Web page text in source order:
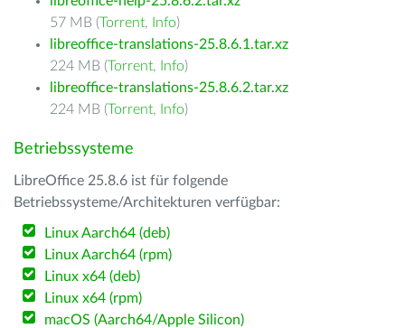
57 MB (Torrent, Info)
libreoffice-translations-25.8.6.1.tar.xz
224 MB (Torrent, Info)
libreoffice-translations-25.8.6.2.tar.xz
224 MB (Torrent, Info)
Betriebssysteme
LibreOffice 25.8.6 ist für folgende
Betriebssysteme/Architekturen verfügbar:
Linux Aarch64 (deb)
Linux Aarch64 (rpm)
Linux x64 (deb)
Linux x64 (rpm)
macOS (Aarch64/Apple Silicon)